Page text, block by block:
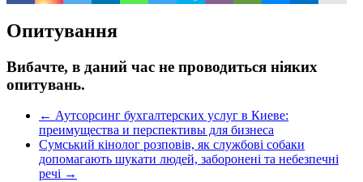
Опитування
Вибачте, в даний час не проводиться ніяких
опитувань.
← Аутсорсинг бухгалтерских услуг в Киеве:
преимущества и перспективы для бизнеса
Сумський кінолог розповів, як службові собаки
допомагають шукати людей, заборонені та небезпечні
речі →